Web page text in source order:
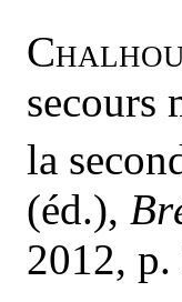
secours
la
(éd.),
2012,